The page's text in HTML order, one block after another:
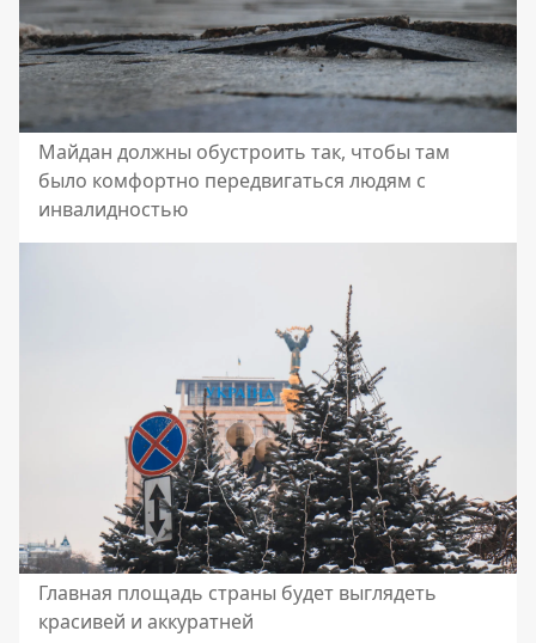
Майдан должны обустроить так, чтобы там
было комфортно передвигаться людям с
инвалидностью
Главная площадь страны будет выглядеть
красивей и аккуратней